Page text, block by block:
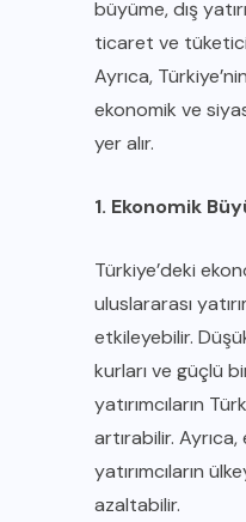
büyüme, dış
ticaret ve
Ayrıca,
ekonomik ve
yer alır.
1. Ekonomik
Türkiye’deki
uluslararası
etkileyebilir.
kurları ve güçlü
yatırımcıların
artırabilir.
yatırımcıların
azaltabilir.